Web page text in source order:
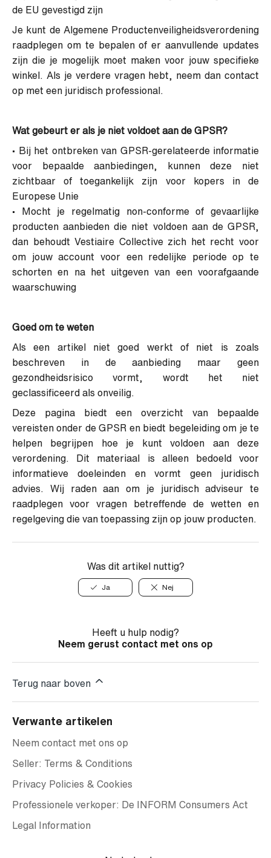
de EU gevestigd zijn
Je kunt de Algemene Productenveiligheidsverordening
raadplegen om te bepalen of er aanvullende updates
zijn die je mogelijk moet maken voor jouw specifieke
winkel. Als je verdere vragen hebt, neem dan contact
op met een juridisch professional.
Wat gebeurt er als je niet voldoet aan de GPSR?
• Bij het ontbreken van GPSR-gerelateerde informatie
voor bepaalde aanbiedingen, kunnen deze niet
zichtbaar of toegankelijk zijn voor kopers in de
Europese Unie
• Mocht je regelmatig non-conforme of gevaarlijke
producten aanbieden die niet voldoen aan de GPSR,
dan behoudt Vestiaire Collective zich het recht voor
om jouw account voor een redelijke periode op te
schorten en na het uitgeven van een voorafgaande
waarschuwing
Goed om te weten
Als een artikel niet goed werkt of niet is zoals
beschreven in de aanbieding maar geen
gezondheidsrisico vormt, wordt het niet
geclassificeerd als onveilig.
Deze pagina biedt een overzicht van bepaalde
vereisten onder de GPSR en biedt begeleiding om je te
helpen begrijpen hoe je kunt voldoen aan deze
verordening. Dit materiaal is alleen bedoeld voor
informatieve doeleinden en vormt geen juridisch
advies. Wij raden aan om je juridisch adviseur te
raadplegen voor vragen betreffende de wetten en
regelgeving die van toepassing zijn op jouw producten.
Was dit artikel nuttig?
Ja Nej
Heeft u hulp nodig?
Neem gerust contact met ons op
Terug naar boven
Verwante artikelen
Neem contact met ons op
Seller: Terms & Conditions
Privacy Policies & Cookies
Professionele verkoper: De INFORM Consumers Act
Legal Information